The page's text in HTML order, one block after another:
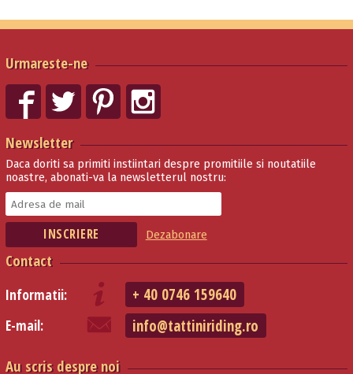
Urmareste-ne
Newsletter
Daca doriti sa primiti instiintari despre promitiile si noutatiile
noastre, abonati-va la newsletterul nostru:
Dezabonare
Contact
Informatii: + 40 0746 159640
E-mail: info@tattiniriding.ro
Au scris despre noi